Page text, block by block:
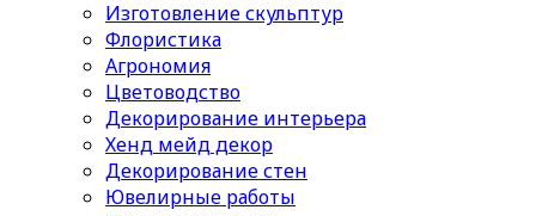
Изготовление скульптур
Флористика
Агрономия
Цветоводство
Декорирование интерьера
Хенд мейд декор
Декорирование стен
Ювелирные работы